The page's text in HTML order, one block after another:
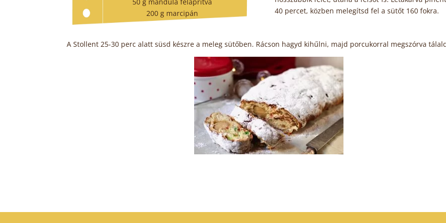
200 g marcipán
40 percet, közben melegítsd fel a sütőt 160 fokra.
A Stollent 25-30 perc alatt süsd készre a meleg sütőben. Rácson hagyd kihűlni, majd porcukorral megszórva